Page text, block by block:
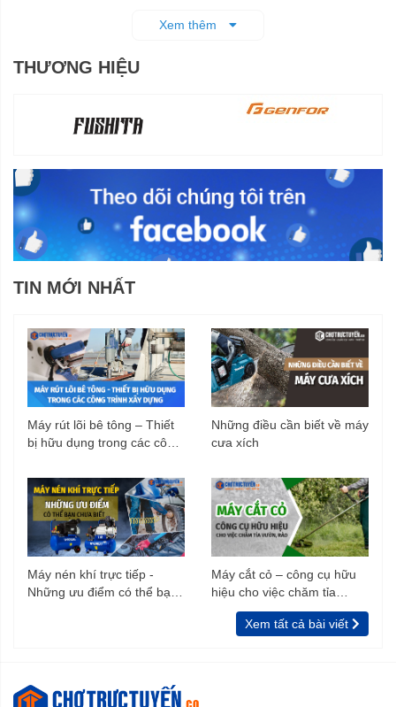
Xem thêm
THƯƠNG HIỆU
TIN MỚI NHẤT
Máy rút lõi bê tông – Thiết
bị hữu dụng trong các công
Những điều cần biết về máy
cưa xích
Máy nén khí trực tiếp -
Những ưu điểm có thể bạn
Máy cắt cỏ – công cụ hữu
hiệu cho việc chăm tỉa
vườn, rào
Xem tất cả bài viết